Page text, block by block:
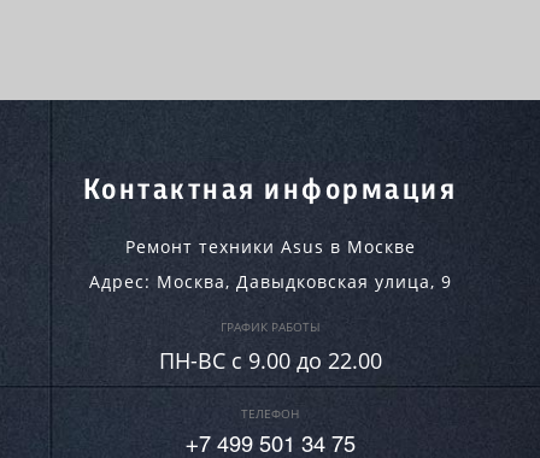
Контактная информация
Ремонт техники Asus в Москве
Адрес: Москва, Давыдковская улица, 9
ГРАФИК РАБОТЫ
ПН-ВC c 9.00 до 22.00
ТЕЛЕФОН
+7 499 501 34 75